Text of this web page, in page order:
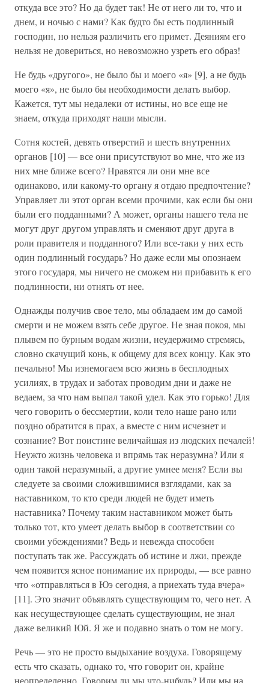
откуда все это? Но да будет так! Не от него ли то, что и
днем, и ночью с нами? Как будто бы есть подлинный
господин, но нельзя различить его примет. Деяниям его
нельзя не довериться, но невозможно узреть его образ!
Не будь «другого», не было бы и моего «я» [9], а не будь
моего «я», не было бы необходимости делать выбор.
Кажется, тут мы недалеки от истины, но все еще не
знаем, откуда приходят наши мысли.
Сотня костей, девять отверстий и шесть внутренних
органов [10] — все они присутствуют во мне, что же из
них мне ближе всего? Нравятся ли они мне все
одинаково, или какому-то органу я отдаю предпочтение?
Управляет ли этот орган всеми прочими, как если бы они
были его подданными? А может, органы нашего тела не
могут друг другом управлять и сменяют друг друга в
роли правителя и подданного? Или все-таки у них есть
один подлинный государь? Но даже если мы опознаем
этого государя, мы ничего не сможем ни прибавить к его
подлинности, ни отнять от нее.
Однажды получив свое тело, мы обладаем им до самой
смерти и не можем взять себе другое. Не зная покоя, мы
плывем по бурным водам жизни, неудержимо стремясь,
словно скачущий конь, к общему для всех концу. Как это
печально! Мы изнемогаем всю жизнь в бесплодных
усилиях, в трудах и заботах проводим дни и даже не
ведаем, за что нам выпал такой удел. Как это горько! Для
чего говорить о бессмертии, коли тело наше рано или
поздно обратится в прах, а вместе с ним исчезнет и
сознание? Вот поистине величайшая из людских печалей!
Неужто жизнь человека и впрямь так неразумна? Или я
один такой неразумный, а другие умнее меня? Если вы
следуете за своими сложившимися взглядами, как за
наставником, то кто среди людей не будет иметь
наставника? Почему таким наставником может быть
только тот, кто умеет делать выбор в соответствии со
своими убеждениями? Ведь и невежда способен
поступать так же. Рассуждать об истине и лжи, прежде
чем появится ясное понимание их природы, — все равно
что «отправляться в Юэ сегодня, а приехать туда вчера»
[11]. Это значит объявлять существующим то, чего нет. А
как несуществующее сделать существующим, не знал
даже великий Юй. Я же и подавно знать о том не могу.
Речь — это не просто выдыхание воздуха. Говорящему
есть что сказать, однако то, что говорит он, крайне
неопределенно. Говорим ли мы что-нибудь? Или мы на